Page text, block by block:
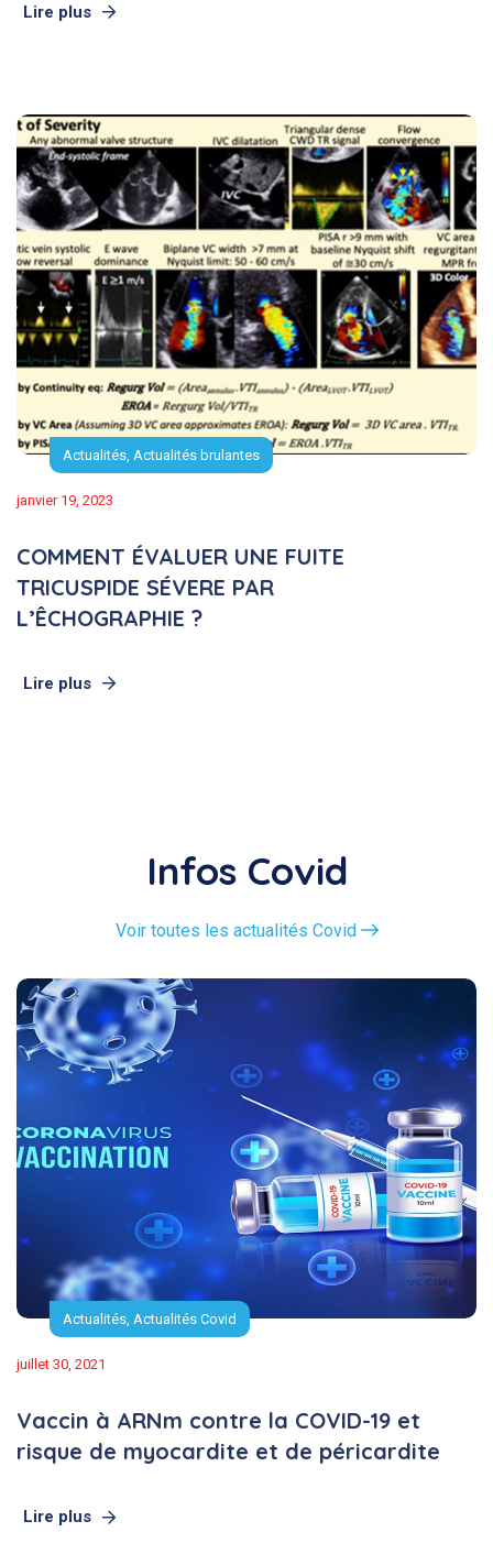
Lire plus
Actualités Actualités brulantes
janvier 19, 2023
COMMENT ÉVALUER UNE FUITE
TRICUSPIDE SÉVERE PAR
L’ÊCHOGRAPHIE ?
Lire plus
Infos Covid
Voir toutes les actualités Covid
Actualités, Actualités Covid
juillet 30, 2021
Vaccin à ARNm contre la COVID-19 et
risque de myocardite et de péricardite
Lire plus